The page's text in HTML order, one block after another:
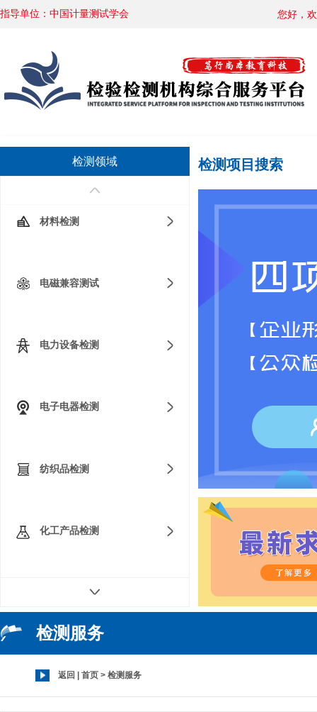
指导单位：中国计量测试学会
您好，
您好，
检测领域
材料检测
电磁兼容测试
电力设备检测
电子电器检测
纺织品检测
化工产品检测
化学品危险性鉴定
化妆品检测
检测项目搜索
检测服务
返回 首页 > 检测服务